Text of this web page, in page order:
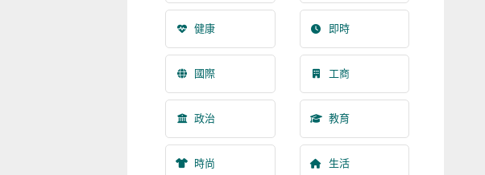
健康 即時
國際 工商
政治 教育
時尚 生活